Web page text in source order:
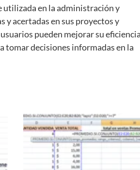
utilizada en la administración y
y acertadas en sus proyectos y
pueden mejorar su
tomar decisiones informadas en la